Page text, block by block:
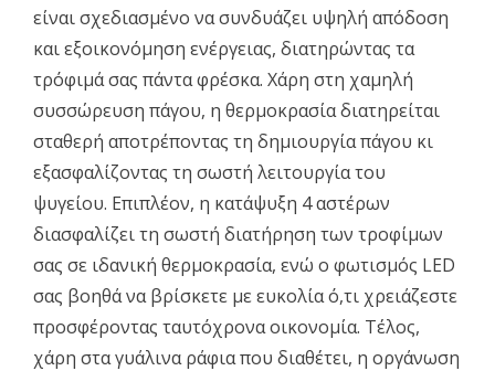
είναι σχεδιασμένο να συνδυάζει υψηλή απόδοση
και εξοικονόμηση ενέργειας, διατηρώντας τα
τρόφιμά σας πάντα φρέσκα. Χάρη στη χαμηλή
συσσώρευση πάγου, η θερμοκρασία διατηρείται
σταθερή αποτρέποντας τη δημιουργία πάγου κι
εξασφαλίζοντας τη σωστή λειτουργία του
ψυγείου. Επιπλέον, η κατάψυξη 4 αστέρων
διασφαλίζει τη σωστή διατήρηση των τροφίμων
σας σε ιδανική θερμοκρασία, ενώ ο φωτισμός LED
σας βοηθά να βρίσκετε με ευκολία ό,τι χρειάζεστε
προσφέροντας ταυτόχρονα οικονομία. Τέλος,
χάρη στα γυάλινα ράφια που διαθέτει, η οργάνωση